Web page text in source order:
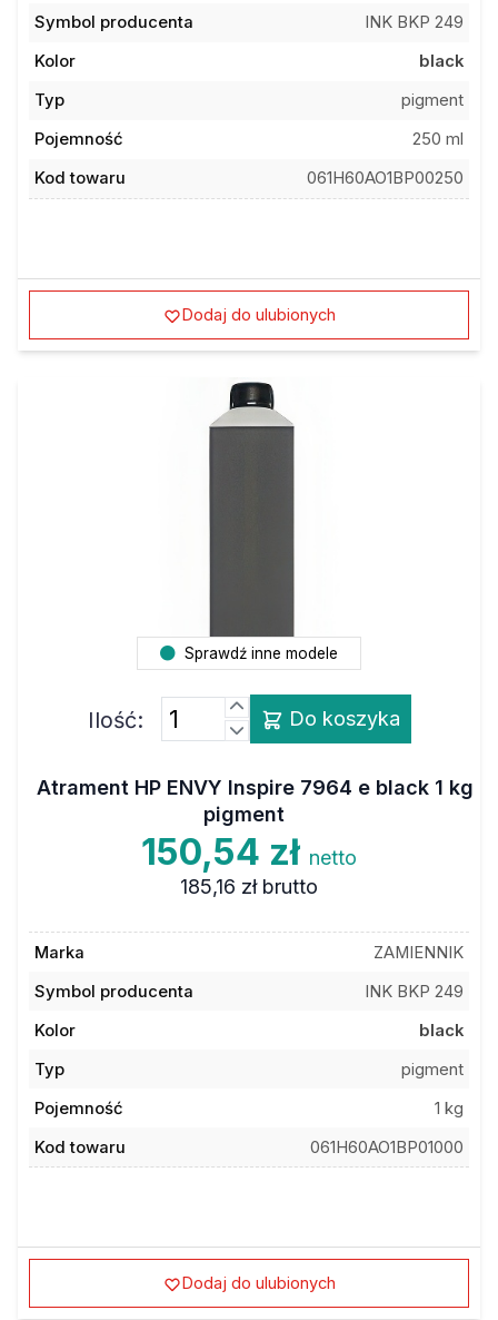
Symbol producenta
INK BKP 249
Kolor
black
Typ
pigment
Pojemność
250 ml
Kod towaru
061H60AO1BP00250
Dodaj do ulubionych
Sprawdź inne modele
Ilość: Do koszyka
Atrament HP ENVY Inspire 7964 e black 1 kg
pigment
150,54 zł netto
185,16 zł brutto
Marka
ZAMIENNIK
Symbol producenta
INK BKP 249
Kolor
black
Typ
pigment
Pojemność
1 kg
Kod towaru
061H60AO1BP01000
Dodaj do ulubionych